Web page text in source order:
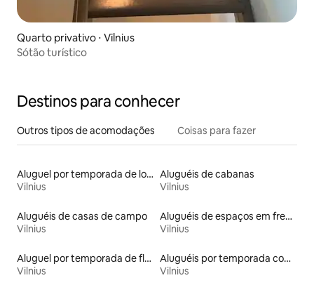
Quarto privativo ⋅ Vilnius
Sótão turístico
Destinos para conhecer
Outros tipos de acomodações Coisas para fazer
Aluguel por temporada de lofts
Vilnius
Aluguéis de cabanas
Vilnius
Aluguéis de casas de campo
Vilnius
Aluguéis de espaços em frente à praia
Vilnius
Aluguel por temporada de flats
Vilnius
Aluguéis por temporada com sauna
Vilnius